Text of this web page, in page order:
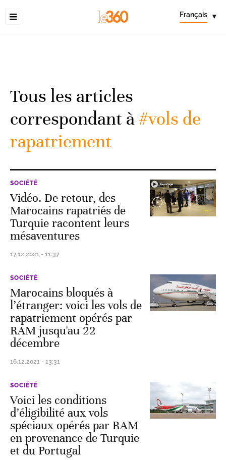
Français ▾
Tous les articles
correspondant à#vols de
rapatriement
SOCIÉTÉ
Vidéo. De retour, des
Marocains rapatriés de
Turquie racontent leurs
mésaventures
17.12.2021 - 11:37
SOCIÉTÉ
Marocains bloqués à
l’étranger: voici les vols de
rapatriement opérés par
RAM jusqu'au 22
décembre
16.12.2021 - 13:31
SOCIÉTÉ
Voici les conditions
d’éligibilité aux vols
spéciaux opérés par RAM
en provenance de Turquie
et du Portugal